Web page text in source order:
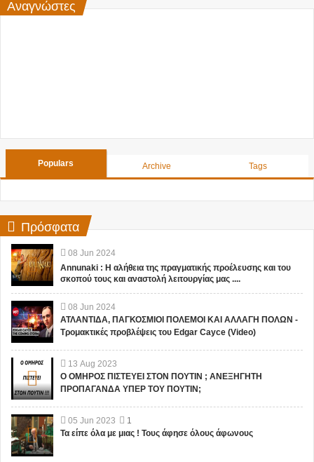
Αναγνώστες
Populars Archive Tags
Πρόσφατα
08 Jun 2024
Annunaki : Η αλήθεια της πραγματικής προέλευσης και του
σκοπού τους και αναστολή λειτουργίας μας ....
08 Jun 2024
ΑΤΛΑΝΤΙΔΑ, ΠΑΓΚΟΣΜΙΟΙ ΠΟΛΕΜΟΙ ΚΑΙ ΑΛΛΑΓΗ ΠΟΛΩΝ -
Τρομακτικές προβλέψεις του Edgar Cayce (Video)
13 Aug 2023
Ο ΟΜΗΡΟΣ ΠΙΣΤΕΥΕΙ ΣΤΟΝ ΠΟΥΤΙΝ ; ΑΝΕΞΗΓΗΤΗ
ΠΡΟΠΑΓΑΝΔΑ ΥΠΕΡ ΤΟΥ ΠΟΥΤΙΝ;
05 Jun 2023
1
Τα είπε όλα με μιας ! Τους άφησε όλους άφωνους